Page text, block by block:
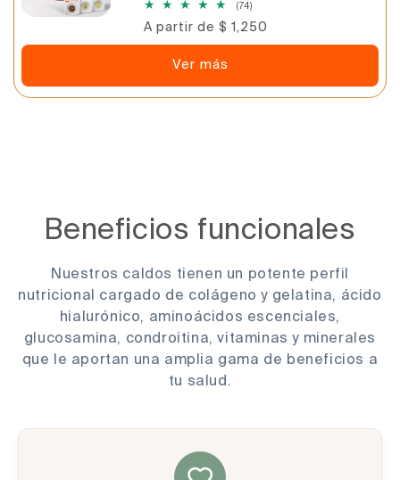
(74)
totales
Precio
A partir de $ 1,250
Ver más
Beneficios funcionales
Nuestros caldos tienen un potente perfil
nutricional cargado de colágeno y gelatina, ácido
hialurónico, aminoácidos escenciales,
glucosamina, condroitina, vitaminas y minerales
que le aportan una amplia gama de beneficios a
tu salud.